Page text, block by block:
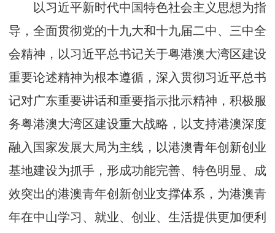
以习近平新时代中国特色社会主义思想为指
导，全面贯彻党的十九大和十九届二中、三中全
会精神，以习近平总书记关于粤港澳大湾区建设
重要论述精神为根本遵循，深入贯彻习近平总书
记对广东重要讲话和重要指示批示精神，积极服
务粤港澳大湾区建设重大战略，以支持港澳深度
融入国家发展大局为主线，以港澳青年创新创业
基地建设为抓手，形成功能完善、特色明显、成
效突出的港澳青年创新创业支撑体系，为港澳青
年在中山学习、就业、创业、生活提供更加便利